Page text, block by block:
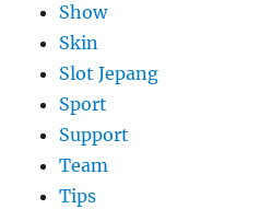
Show
Skin
Slot Jepang
Sport
Support
Team
Tips